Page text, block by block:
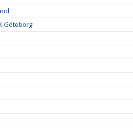
Göteborg!